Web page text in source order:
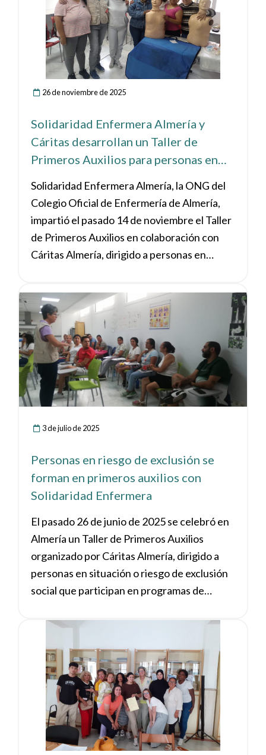
26 de noviembre de 2025
Solidaridad Enfermera Almería y
Cáritas desarrollan un Taller de
Primeros Auxilios para personas en
Solidaridad Enfermera Almería, la ONG del
Colegio Oficial de Enfermería de Almería,
impartió el pasado 14 de noviembre el Taller
de Primeros Auxilios en colaboración con
Cáritas Almería, dirigido a personas en
con la participación de ocho personas y fue
impartida por la enfermera María del Mar
Torres Navarro. Durante el taller se
abordaron contenidos clave como la regla
PAS, actuación ante personas
inconscientes, maniobra de Heimlich,
soporte vital básico y primeros cuidados
ante quemaduras, heridas y hemorragias.
3 de julio de 2025
Personas en riesgo de exclusión se
forman en primeros auxilios con
Solidaridad Enfermera
El pasado 26 de junio de 2025 se celebró en
Almería un Taller de Primeros Auxilios
organizado por Cáritas Almería, dirigido a
personas en situación o riesgo de exclusión
social que participan en programas de
Ver noticia
Ver noticia